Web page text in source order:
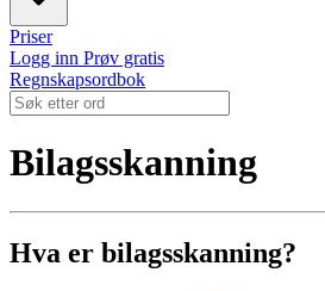
Priser
Logg inn Prøv gratis
Regnskapsordbok
Bilagsskanning
Hva er bilagsskanning?